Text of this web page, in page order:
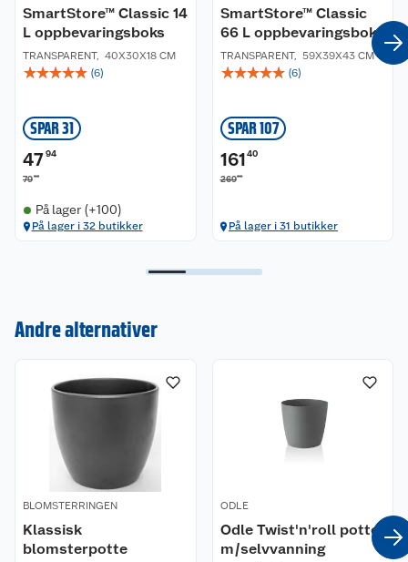
SmartStore™ Classic 14
L oppbevaringsboks
TRANSPARENT, 40X30X18 CM
☆☆☆☆☆ (6)
SPAR 31
4794
7990
På lager (+100)
På lager i 32 butikker
SmartStore™ Classic
66 L oppbevaringsboks
TRANSPARENT, 59X39X43 CM
☆☆☆☆☆ (6)
SPAR 107
161 40
26900
På lager i 31 butikker
Andre alternativer
BLOMSTERRINGEN
Klassisk
blomsterpotte
ODLE
Odle Twist'n'roll potte
m/selvvanning
Om oss
Nyheter
Våre butikker
Våre merkevarer
Coop kjeder
Kontakt oss
Angre- og returrett
Reklamasjon og garanti
Ofte stilte spørsmål
Betalingsalternativer